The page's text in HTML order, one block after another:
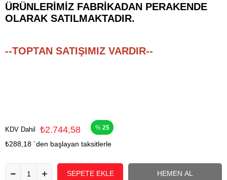
ÜRÜNLERİMİZ FABRİKADAN PERAKENDE
OLARAK SATILMAKTADIR.
--TOPTAN SATIŞIMIZ VARDIR--
KDV Dahil ₺2.744,58 25
₺288,18 `den başlayan taksitlerle